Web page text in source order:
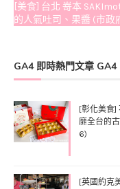
[美食] 台北 嵜本
的人氣吐司、果醬 (市
GA4 即時熱門文章 GA4
[彰化美食]
靡全台的
6)
[英國約克